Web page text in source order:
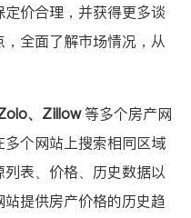
价合理，并获得更多谈
全面了解市场情况，从
、 Zillow 等多个房产网
个网站上搜索相同区域
表、价格、历史数据以
提供房产价格的历史趋